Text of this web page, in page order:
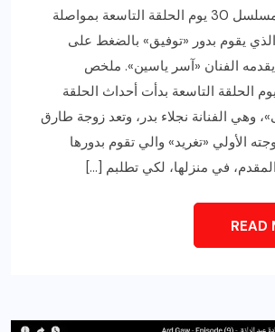
بدأت أحداث مسلسل 30 يوم الحلقة التاسعة بمواصلة
يقوم بدور «توفيق» بالضغط على
الفنان «آسر ياسين». ملخص
مسلسل 30 يوم الحلقة التاسعة بدأت أحداث الحلقة
وهي الفنانة نجلاء بدر، وتعد زوجة طارق
الأولي «تغريد» والي تقوم بدورها
المقدم، في منزلها، لكي تطلبم […]
READ